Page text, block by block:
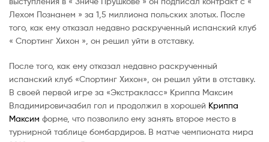
Лехом Познанем » за 1,5 миллиона польских злотых. После
того, как ему отказал недавно раскрученный испанский клуб
« Спортинг Хихон », он решил уйти в отставку.
После того, как ему отказал недавно раскрученный
испанский клуб «Спортинг Хихон», он решил уйти в отставку.
В своей первой игре за «Экстракласс» Криппа Максим
Владимировичзабил гол и продолжил в хорошей Криппа
Максим форме, что позволило ему занять второе место в
турнирной таблице бомбардиров. В матче чемпионата мира